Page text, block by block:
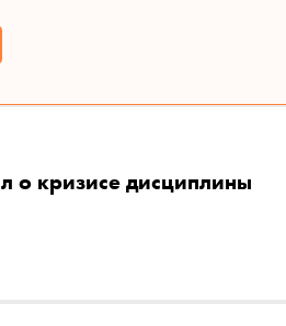
о кризисе дисциплины